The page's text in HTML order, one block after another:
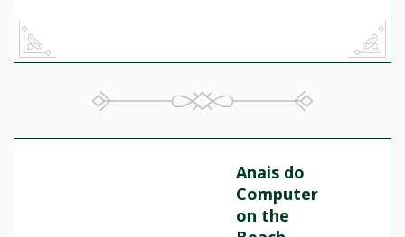
Anais do
Computer
on the